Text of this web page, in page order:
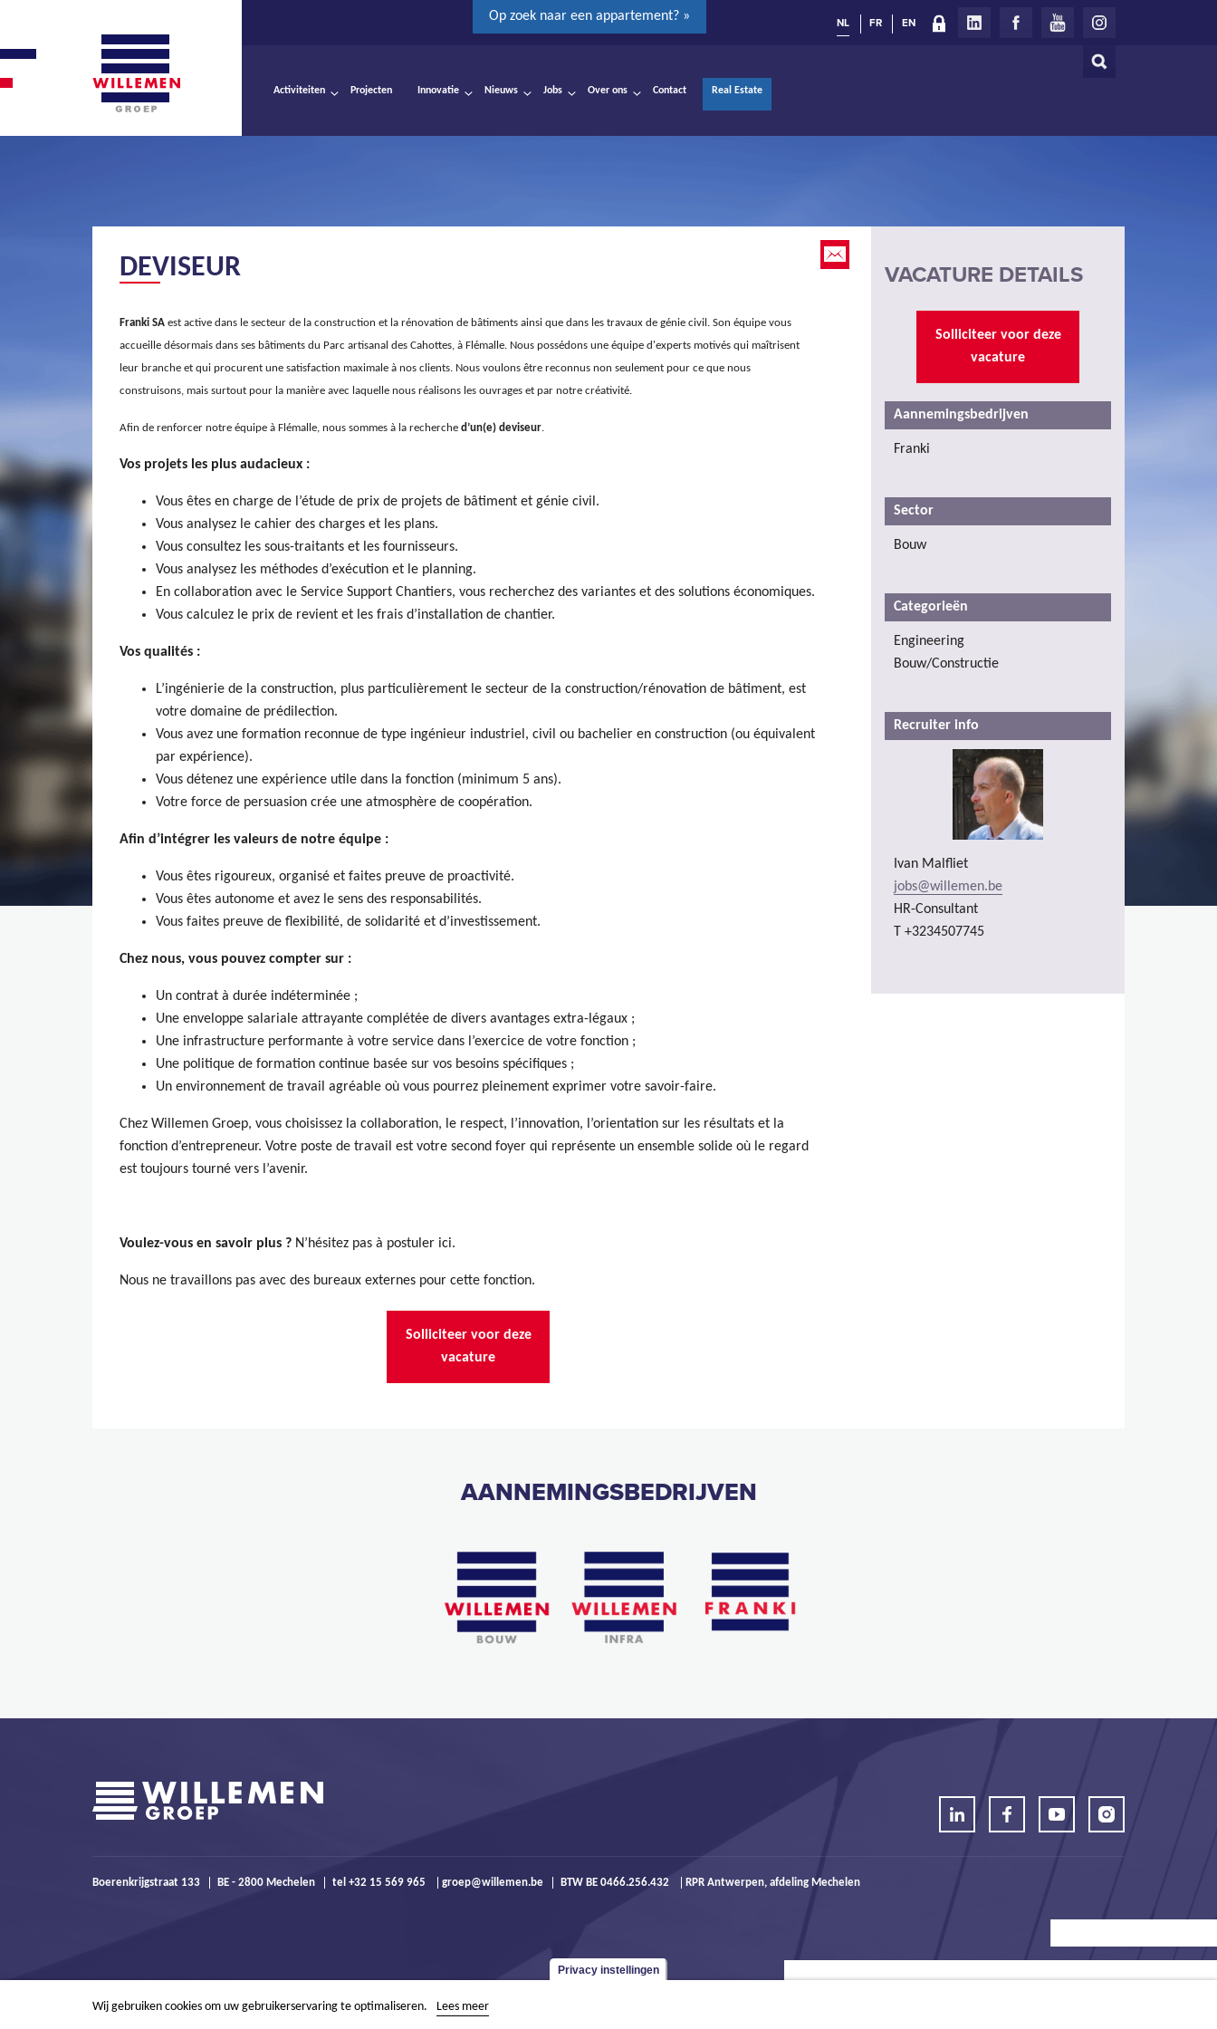
Op zoek naar een appartement? »
Zoeken
NL FR EN
Activiteiten Projecten Innovatie Nieuws Jobs Over ons Contact Real Estate
DEVISEUR
Franki SA est active dans le secteur de la construction et la rénovation de bâtiments ainsi que dans les travaux de génie civil. Son équipe vous
accueille désormais dans ses bâtiments du Parc artisanal des Cahottes, à Flémalle. Nous possédons une équipe d'experts motivés qui maîtrisent
leur branche et qui procurent une satisfaction maximale à nos clients. Nous voulons être reconnus non seulement pour ce que nous
construisons, mais surtout pour la manière avec laquelle nous réalisons les ouvrages et par notre créativité.
Afin de renforcer notre équipe à Flémalle, nous sommes à la recherche d’un(e) deviseur.
Vos projets les plus audacieux :
Vous êtes en charge de l’étude de prix de projets de bâtiment et génie civil.
Vous analysez le cahier des charges et les plans.
Vous consultez les sous-traitants et les fournisseurs.
Vous analysez les méthodes d’exécution et le planning.
En collaboration avec le Service Support Chantiers, vous recherchez des variantes et des solutions économiques.
Vous calculez le prix de revient et les frais d’installation de chantier.
Vos qualités :
L’ingénierie de la construction, plus particulièrement le secteur de la construction/rénovation de bâtiment, est
votre domaine de prédilection.
Vous avez une formation reconnue de type ingénieur industriel, civil ou bachelier en construction (ou équivalent
par expérience).
Vous détenez une expérience utile dans la fonction (minimum 5 ans).
Votre force de persuasion crée une atmosphère de coopération.
Afin d’intégrer les valeurs de notre équipe :
Vous êtes rigoureux, organisé et faites preuve de proactivité.
Vous êtes autonome et avez le sens des responsabilités.
Vous faites preuve de flexibilité, de solidarité et d’investissement.
Chez nous, vous pouvez compter sur :
Un contrat à durée indéterminée ;
Une enveloppe salariale attrayante complétée de divers avantages extra-légaux ;
Une infrastructure performante à votre service dans l’exercice de votre fonction ;
Une politique de formation continue basée sur vos besoins spécifiques ;
Un environnement de travail agréable où vous pourrez pleinement exprimer votre savoir-faire.
Chez Willemen Groep, vous choisissez la collaboration, le respect, l’innovation, l’orientation sur les résultats et la
fonction d’entrepreneur. Votre poste de travail est votre second foyer qui représente un ensemble solide où le regard
est toujours tourné vers l’avenir.
Voulez-vous en savoir plus ? N’hésitez pas à postuler ici.
Nous ne travaillons pas avec des bureaux externes pour cette fonction.
Solliciteer voor deze
vacature
VACATURE DETAILS
Solliciteer voor deze
vacature
Aannemingsbedrijven
Franki
Sector
Bouw
Categorieën
Engineering
Bouw/Constructie
Recruiter info
Ivan Malfliet
jobs@willemen.be
HR-Consultant
T +3234507745
AANNEMINGSBEDRIJVEN
Boerenkrijgstraat 133 BE - 2800 Mechelen tel +32 15 569 965 groep@willemen.be BTW BE 0466.256.432 RPR Antwerpen, afdeling Mechelen
Privacy instellingen
Wij gebruiken cookies om uw gebruikerservaring te optimaliseren. Lees meer